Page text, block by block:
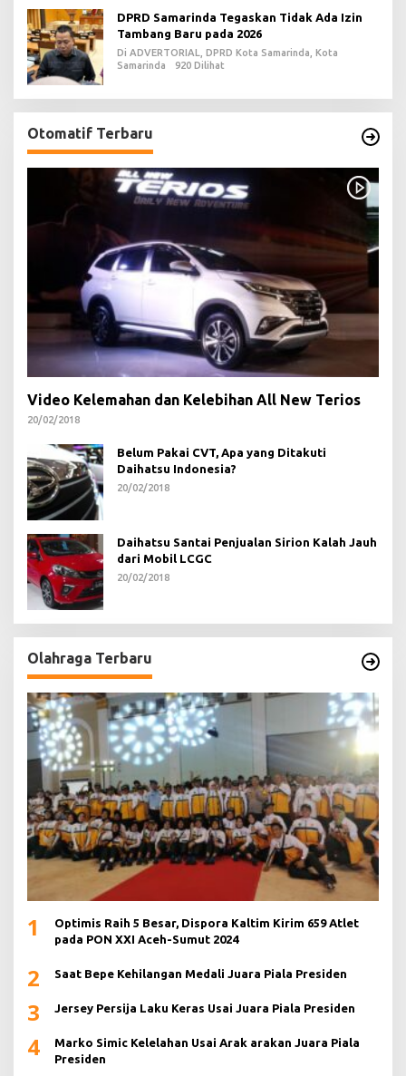
DPRD Samarinda Tegaskan Tidak Ada Izin
Tambang Baru pada 2026
Di ADVERTORIAL, DPRD Kota Samarinda, Kota
Samarinda
920 Dilihat
Otomatif Terbaru
Video Kelemahan dan Kelebihan All New Terios
20/02/2018
Belum Pakai CVT, Apa yang Ditakuti
Daihatsu Indonesia?
20/02/2018
Daihatsu Santai Penjualan Sirion Kalah Jauh
dari Mobil LCGC
20/02/2018
Olahraga Terbaru
1
Optimis Raih 5 Besar, Dispora Kaltim Kirim 659 Atlet
pada PON XXI Aceh-Sumut 2024
2 Saat Bepe Kehilangan Medali Juara Piala Presiden
3 Jersey Persija Laku Keras Usai Juara Piala Presiden
4
Marko Simic Kelelahan Usai Arak arakan Juara Piala
Presiden